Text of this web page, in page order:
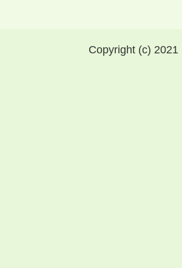
Copyright (c)